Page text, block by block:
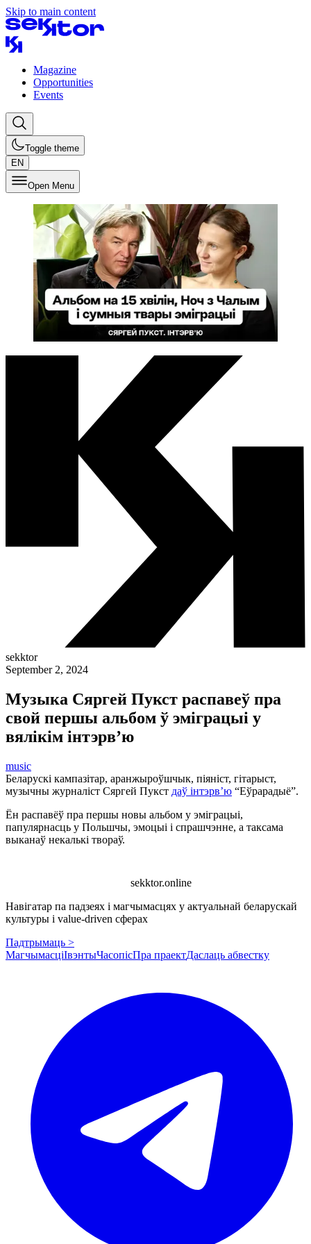
Skip to main content
Magazine
Opportunities
Events
Toggle theme
EN
Open Menu
sekktor
September 2, 2024
Музыка Сяргей Пукст распавеў пра
свой першы альбом ў эміграцыі у
вялікім інтэрв’ю
music
Беларускі кампазітар, аранжыроўшчык, піяніст, гітарыст,
музычны журналіст Сяргей Пукст даў інтэрв’ю “Еўрарадыё”.
Ён распавёў пра першы новы альбом у эміграцыі,
папулярнасць у Польшчы, эмоцыі і спрашчэнне, а таксама
выканаў некалькі твораў.
sekktor.online
Навігатар па падзеях і магчымасцях у актуальнай беларускай
культуры і value-driven сферах
Падтрымаць >
МагчымасціІвэнтыЧасопісПра праектДаслаць абвестку